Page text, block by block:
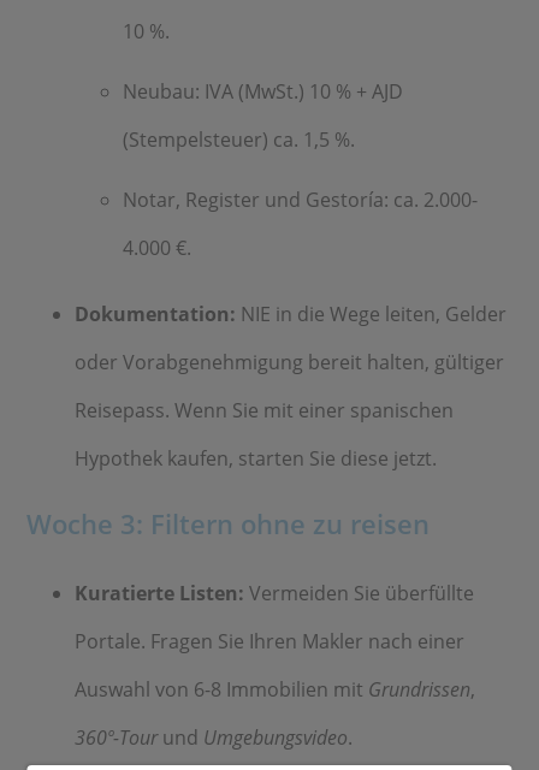
10 %.
Neubau: IVA (MwSt.) 10 % + AJD
(Stempelsteuer) ca. 1,5 %.
Notar, Register und Gestoría: ca. 2.000-
4.000 €.
Dokumentation: NIE in die Wege leiten, Gelder
oder Vorabgenehmigung bereit halten, gültiger
Reisepass. Wenn Sie mit einer spanischen
Hypothek kaufen, starten Sie diese jetzt.
Woche 3: Filtern ohne zu reisen
Kuratierte Listen: Vermeiden Sie überfüllte
Portale. Fragen Sie Ihren Makler nach einer
Auswahl von 6-8 Immobilien mit Grundrissen,
360º-Tourund Umgebungsvideo.